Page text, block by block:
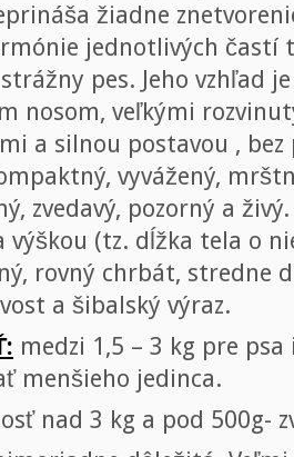
žiadne
jednotlivých častí
pes. Jeho vzhľad
nosom, veľkými
a silnou postavou ,
vyvážený,
zvedavý, pozorný a
výškou (tz. dĺžka tela o
rovný chrbát, stredne
a šibalský výraz.
medzi 1,5 – 3 kg pre
menšieho jedinca.
nad 3 kg a pod 500g-